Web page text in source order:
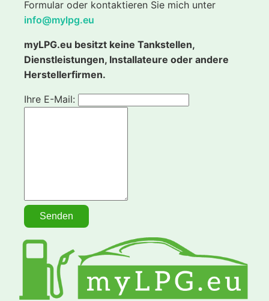
Formular oder kontaktieren Sie mich unter
info@mylpg.eu
myLPG.eu besitzt keine Tankstellen,
Dienstleistungen, Installateure oder andere
Herstellerfirmen.
Ihre E-Mail: